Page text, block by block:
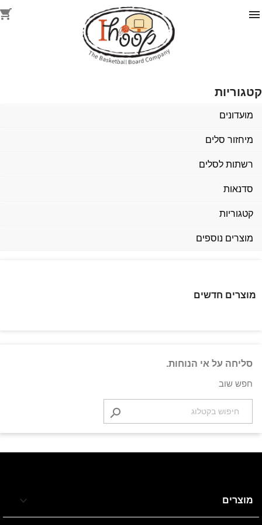
shopping_cart
מועדונים
מיחזור סלים
רשתות לסלים
סדנאות
קטגוריות
מוצרים נוספים
חדשים
סליחה על אי הנוחות.
חפש שוב

מוצרים 